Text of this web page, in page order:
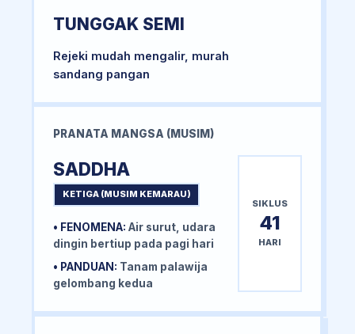
TUNGGAK SEMI
Rejeki mudah mengalir, murah
sandang pangan
PRANATA MANGSA (MUSIM)
SADDHA
KETIGA (MUSIM KEMARAU)
• FENOMENA: Air surut, udara
dingin bertiup pada pagi hari
• PANDUAN: Tanam palawija
gelombang kedua
SIKLUS
41
HARI